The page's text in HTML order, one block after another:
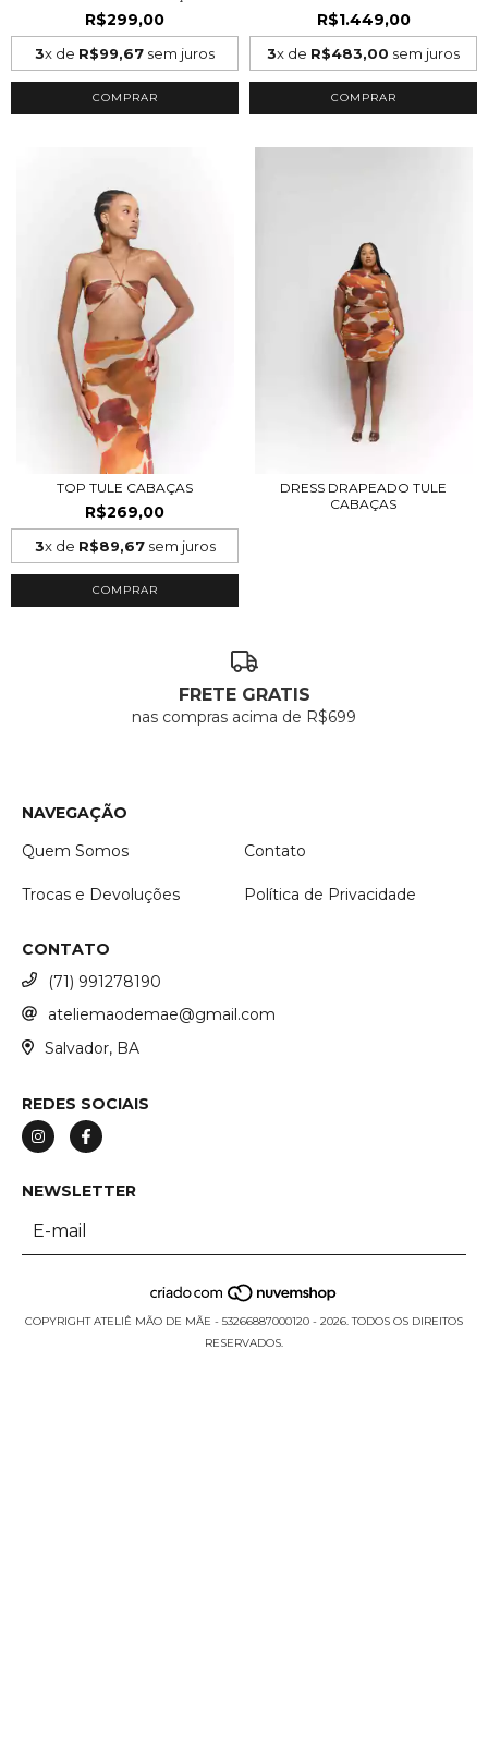
R$299,00
3x de R$99,67 sem juros
COMPRAR
R$1.449,00
3x de R$483,00 sem juros
COMPRAR
TOP TULE CABAÇAS
R$269,00
3x de R$89,67sem juros
COMPRAR
DRESS DRAPEADO TULE
CABAÇAS
FRETE GRATIS
nas compras acima de R$699
NAVEGAÇÃO
Quem Somos
Contato
Trocas e Devoluções Política de Privacidade
CONTATO
(71) 991278190
ateliemaodemae@gmail.com
Salvador, BA
REDES SOCIAIS
NEWSLETTER
COPYRIGHT ATELIÊ MÃO DE MÃE - 53266887000120 - 2026. TODOS OS DIREITOS
RESERVADOS.